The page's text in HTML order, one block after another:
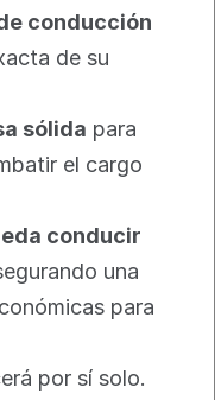
conducción
de su
sólida para
el cargo
conducir
una
para
por sí solo.